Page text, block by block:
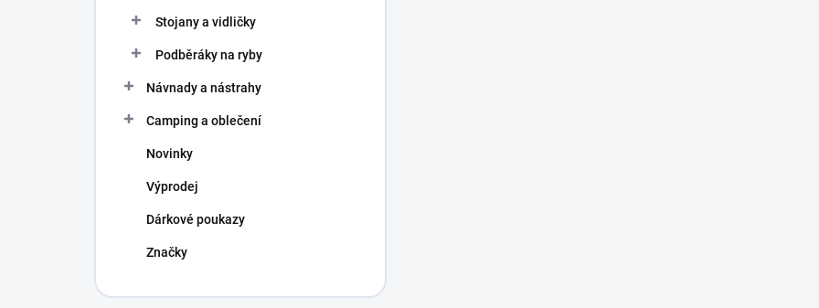
Stojany a vidličky
Podběráky na ryby
Návnady a nástrahy
Camping a oblečení
Novinky
Výprodej
Dárkové poukazy
Značky